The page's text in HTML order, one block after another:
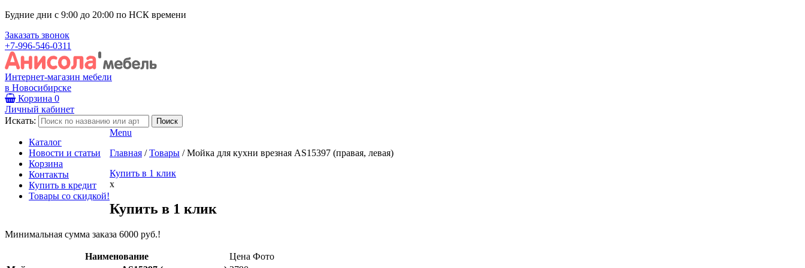
Будние дни с 9:00 до 20:00 по НСК времени
Заказать звонок
+7-996-546-0311
Интернет-магазин мебели
в Новосибирске
Корзина 0
Личный кабинет
Искать:
Каталог
Новости и статьи
Корзина
Контакты
Купить в кредит
Товары со скидкой!
Menu
Главная / Товары / Мойка для кухни врезная AS15397 (правая, левая)
Купить в 1 клик
x
Купить в 1 клик
Минимальная сумма заказа 6000 руб.!
Наименование Цена Фото